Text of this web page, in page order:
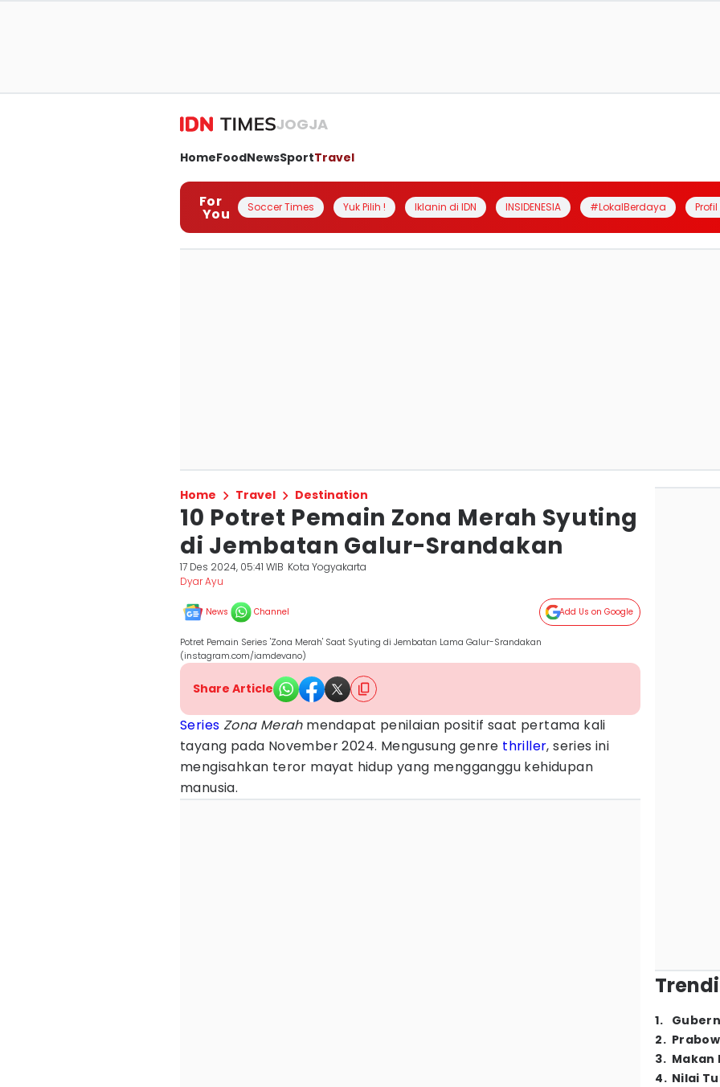
JOGJA
HomeFoodNewsSportTravel
For
You Soccer Times Yuk Pilih ! Iklanin di IDN INSIDENESIA #LokalBerdaya
Home Travel Destination
10 Potret Pemain Zona Merah Syuting
di Jembatan Galur-Srandakan
17 Des 2024, 05:41 WIB Kota Yogyakarta
Dyar Ayu
News Channel Add Us on Google
Potret Pemain Series 'Zona Merah' Saat Syuting di Jembatan Lama Galur-Srandakan
(instagram.com/iamdevano)
Share Article
Series Zona Merahmendapat penilaian positif saat pertama kali
tayang pada November 2024. Mengusung genre thriller, series ini
mengisahkan teror mayat hidup yang mengganggu kehidupan
manusia.
1.
2.
3. Makan
4. Nilai